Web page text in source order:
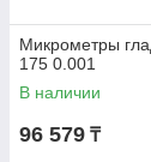
Микрометры
175 0.001
В наличии
96 579 ₸